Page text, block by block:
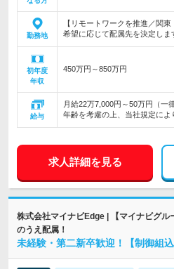
勤務地
【リモートワークを推進／関
希望に応じて配属先を決定し
初年度
年収
450万円～850万円
給与
月給22万7,000円～50万円（一
年齢を考慮の上、当社規定によ
求人詳細を見る
株式会社マイナビEdge | 【マイナビグ
のうえ配属！
未経験・第二新卒歓迎！【制御組込